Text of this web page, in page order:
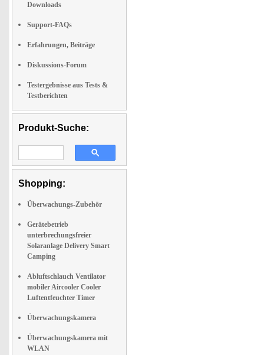
Downloads
Support-FAQs
Erfahrungen, Beiträge
Diskussions-Forum
Testergebnisse aus Tests &
Testberichten
Produkt-Suche:
Shopping:
Überwachungs-Zubehör
Gerätebetrieb
unterbrechungsfreier
Solaranlage Delivery Smart
Camping
Abluftschlauch Ventilator
mobiler Aircooler Cooler
Luftentfeuchter Timer
Überwachungskamera
Überwachungskamera mit
WLAN